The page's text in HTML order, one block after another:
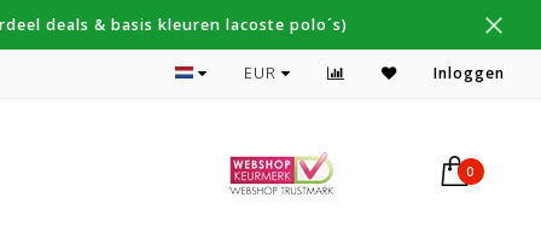
deals & basis kleuren lacoste polo´s)
Topmerken Thomas Maine, Cavallaro, Desoto
EUR Inloggen
0